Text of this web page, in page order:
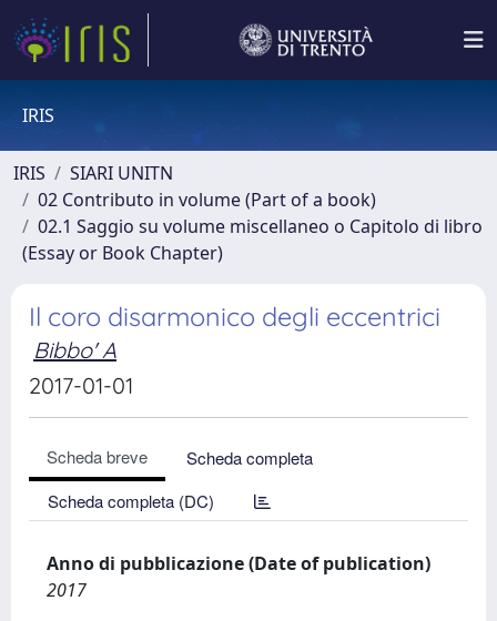
IRIS
IRIS
SIARI UNITN
02 Contributo in volume (Part of a book)
02.1 Saggio su volume miscellaneo o Capitolo di libro
(Essay or Book Chapter)
Il coro disarmonico degli eccentrici
Bibbo' A
2017-01-01
Scheda breve
Scheda completa
Scheda completa (DC)
Anno di pubblicazione (Date of publication)
2017